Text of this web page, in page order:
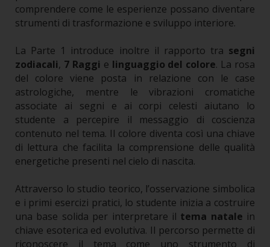
comprendere come le esperienze possano diventare
strumenti di trasformazione e sviluppo interiore.
La Parte 1 introduce inoltre il rapporto tra segni
zodiacali, 7 Raggi e linguaggio del colore. La rosa
del colore viene posta in relazione con le case
astrologiche, mentre le vibrazioni cromatiche
associate ai segni e ai corpi celesti aiutano lo
studente a percepire il messaggio di coscienza
contenuto nel tema. Il colore diventa così una chiave
di lettura che facilita la comprensione delle qualità
energetiche presenti nel cielo di nascita.
Attraverso lo studio teorico, l’osservazione simbolica
e i primi esercizi pratici, lo studente inizia a costruire
una base solida per interpretare il tema natale in
chiave esoterica ed evolutiva. Il percorso permette di
riconoscere il tema come uno strumento di